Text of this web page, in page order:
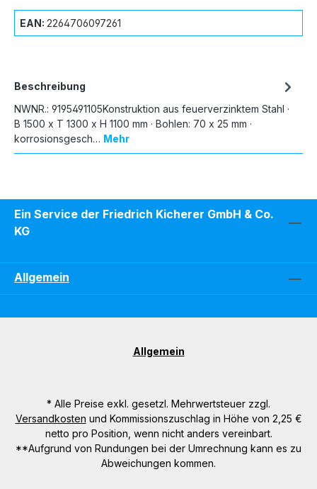
EAN: 2264706097261
Beschreibung
NWNR.: 9195491105Konstruktion aus feuerverzinktem Stahl ·
B 1500 x T 1300 x H 1100 mm · Bohlen: 70 x 25 mm ·
korrosionsgesch… Mehr
Ein Service der Friedrich Kicherer GmbH & Co.
KG
Allgemein
Allgemein
* Alle Preise exkl. gesetzl. Mehrwertsteuer zzgl.
Versandkosten und Kommissionszuschlag in Höhe von 2,25 €
netto pro Position, wenn nicht anders vereinbart.
**Aufgrund von Rundungen bei der Umrechnung kann es zu
Abweichungen kommen.